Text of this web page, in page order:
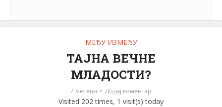
МЕЂУ ИЗМЕЂУ
ТАЈНА ВЕЧНЕ
МЛАДОСТИ?
7 месеци Додај коментар
Visited 202 times, 1 visit(s) today